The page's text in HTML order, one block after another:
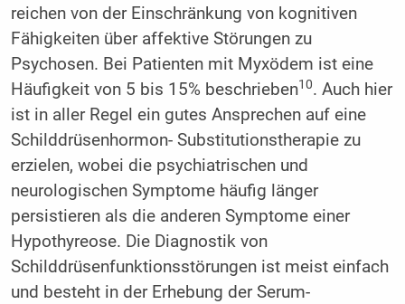
reichen von der Einschränkung von kognitiven
Fähigkeiten über affektive Störungen zu
Psychosen. Bei Patienten mit Myxödem ist eine
Häufigkeit von 5 bis 15% beschrieben10. Auch hier
ist in aller Regel ein gutes Ansprechen auf eine
Schilddrüsenhormon- Substitutionstherapie zu
erzielen, wobei die psychiatrischen und
neurologischen Symptome häufig länger
persistieren als die anderen Symptome einer
Hypothyreose. Die Diagnostik von
Schilddrüsenfunktionsstörungen ist meist einfach
und besteht in der Erhebung der Serum-